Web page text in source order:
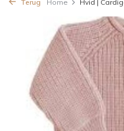
Terug Home Hvid |